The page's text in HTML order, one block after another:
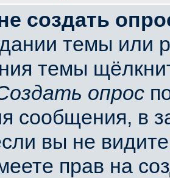
создать
темы или
темы
опрос
сообщения, в
вы не
прав на